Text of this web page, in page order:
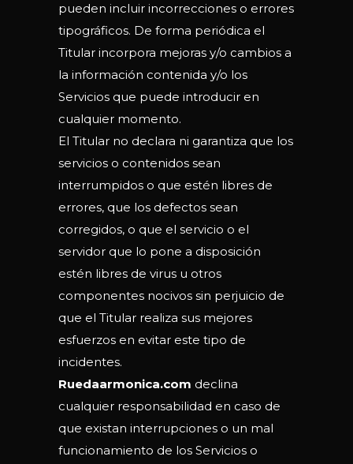
pueden incluir incorrecciones o errores
tipográficos. De forma periódica el
Titular incorpora mejoras y/o cambios a
la información contenida y/o los
Servicios que puede introducir en
cualquier momento.
El Titular no declara ni garantiza que los
servicios o contenidos sean
interrumpidos o que estén libres de
errores, que los defectos sean
corregidos, o que el servicio o el
servidor que lo pone a disposición
estén libres de virus u otros
componentes nocivos sin perjuicio de
que el Titular realiza sus mejores
esfuerzos en evitar este tipo de
incidentes.
Ruedaarmonica.com declina
cualquier responsabilidad en caso de
que existan interrupciones o un mal
funcionamiento de los Servicios o